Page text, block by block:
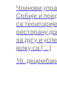
Чланови
Србије и
са
ресторану
за дугу и
јелку са
16.